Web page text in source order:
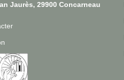
Jaurès, 29900 Concarneau